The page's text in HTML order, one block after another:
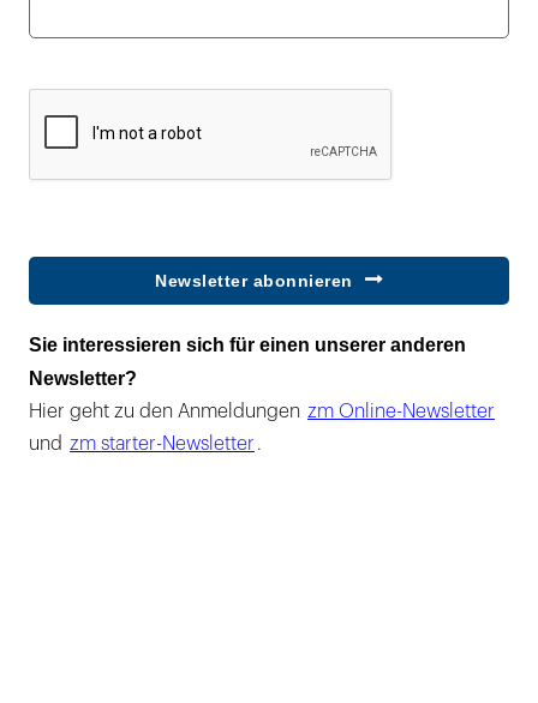
Newsletter abonnieren
Sie interessieren sich für einen unserer anderen
Newsletter?
Hier geht zu den Anmeldungen zm Online-Newsletter
und zm starter-Newsletter .